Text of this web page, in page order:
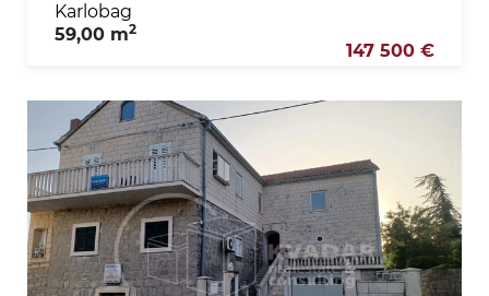
Karlobag
59,00 m2
147 500 €